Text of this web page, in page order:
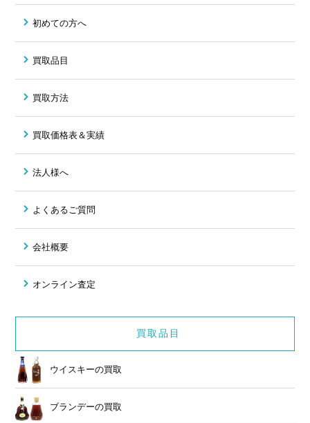
初めての方へ
買取品目
買取方法
買取価格表＆実績
法人様へ
よくあるご質問
会社概要
オンライン査定
買取品目
ウイスキーの買取
ブランデーの買取